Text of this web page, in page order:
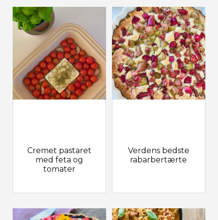
Cremet pastaret
med feta og
tomater
Verdens bedste
rabarbertærte